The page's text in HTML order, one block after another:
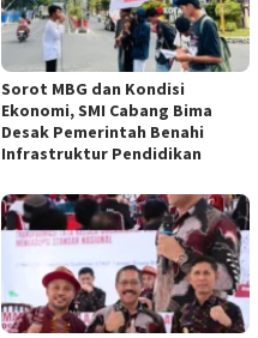
Sorot MBG dan Kondisi
Ekonomi, SMI Cabang Bima
Desak Pemerintah Benahi
Infrastruktur Pendidikan